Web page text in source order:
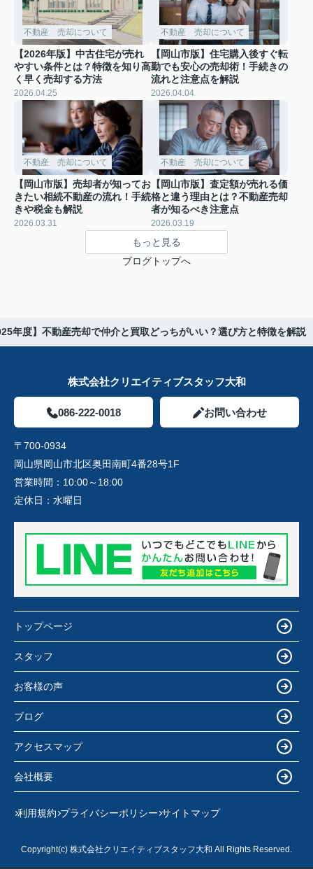
不動産 売却について
【2026年版】中古住宅が売れ
やすい条件とは？特徴を知り高
く早く売却する方法
2026.04.25
不動産 売却について
【岡山市版】住宅購入後すぐ転
勤でも安心の売却術！手続きの
流れと注意点を解説
2026.04.04
不動産 売却について
【岡山市版】売却者が知ってお
きたい相続不動産の流れ！手続
きや税金も解説
2026.03.31
不動産 売却について
【岡山市版】査定額が売れる価
格と違う理由とは？不動産売却
者が知るべき注意点
2026.03.19
もっと見る
ブログトップへ
年度】不動産売却で仲介と買取どっちがいい？選び方と特徴を解説
株式会社クリエイティブスタッフ大和
086-222-0018 お問い合わせ
〒700-0934
岡山県岡山市北区奥田南町4番28号1F
営業時間： 10:00～18:00
定休日： 水曜日
トップページ
スタッフ
お客様の声
ブログ
アクセスマップ
会社概要
利用規約 プライバシーポリシー サイトマップ
Copyright(c) 株式会社クリエイティブスタッフ大和 All Rights Reserved.